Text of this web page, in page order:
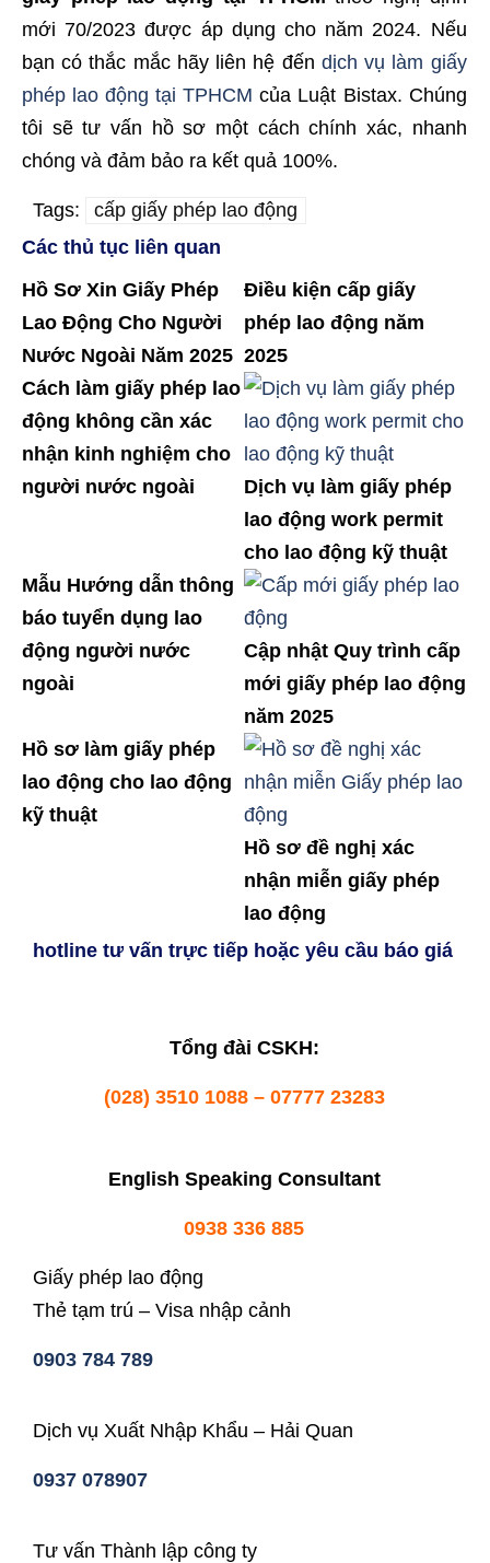
mới 70/2023 được áp dụng cho năm 2024. Nếu
bạn có thắc mắc hãy liên hệ đến dịch vụ làm giấy
phép lao động tại TPHCM của Luật Bistax. Chúng
tôi sẽ tư vấn hồ sơ một cách chính xác, nhanh
chóng và đảm bảo ra kết quả 100%.
Tags:
cấp giấy phép lao động
Các thủ tục liên quan
Hồ Sơ Xin Giấy Phép
Lao Động Cho Người
Nước Ngoài Năm 2025
Điều kiện cấp giấy
phép lao động năm
2025
Cách làm giấy phép lao
động không cần xác
nhận kinh nghiệm cho
người nước ngoài
Dịch vụ làm giấy phép
lao động work permit
cho lao động kỹ thuật
Mẫu Hướng dẫn thông
báo tuyển dụng lao
động người nước
ngoài
Cập nhật Quy trình cấp
mới giấy phép lao động
năm 2025
Hồ sơ làm giấy phép
lao động cho lao động
kỹ thuật
Hồ sơ đề nghị xác
nhận miễn giấy phép
lao động
hotline tư vấn trực tiếp hoặc yêu cầu báo giá
Tổng đài CSKH:
(028) 3510 1088 – 07777 23283
English Speaking Consultant
0938 336 885
Giấy phép lao động
Thẻ tạm trú – Visa nhập cảnh
0903 784 789
Dịch vụ Xuất Nhập Khẩu – Hải Quan
0937 078907
Tư vấn Thành lập công ty